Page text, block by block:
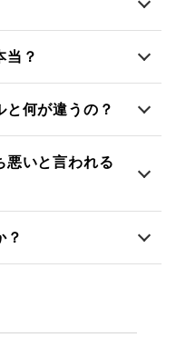
当？
と何が違うの？
悪いと言われる
？